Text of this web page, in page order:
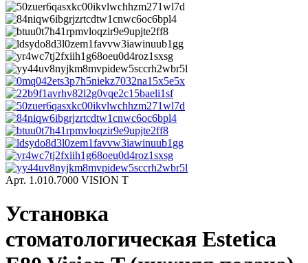
Арт. 1.010.7000 VISION T
Установка
стоматологическая Estetica